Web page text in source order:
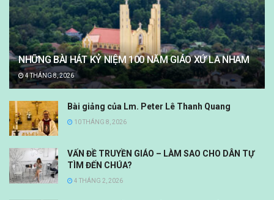
NHỮNG BÀI HÁT KỶ NIỆM 100 NĂM GIÁO XỨ LA NHAM
4 THÁNG 8, 2026
Bài giảng của Lm. Peter Lê Thanh Quang
10 THÁNG 8, 2026
VẤN ĐỀ TRUYỀN GIÁO – LÀM SAO CHO DÂN TỰ
TÌM ĐẾN CHÚA?
4 THÁNG 2, 2026